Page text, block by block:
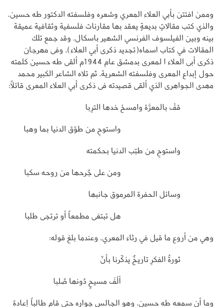
وممن افتتن بأبي العلاء المعري وشعره وفلسفته الدكتور طه حسين،
والذي كتب مقالاتٍ بديعةٍ يعقد بها مقارنات فلسفية وثقافية عميقة
بينه وبين الفيلسوف الفرنسي الشهير باسكال، وقد جمع تلك
المقالات في كتاب اسماه(تجديد ذكرى أبي العلاء)، وفى مهرجان
ذكرى أبى العلاء ا لمعرى بدمشق عام 1944م ألقى طه حسين كلمته
حول إبداع المعرى وفلسفته الشعرية، ثم تلاه الشاعر الكبير محمد
مهدى الجواهرى الذي ألقى قصيدته فى ذكرى أبي العلاء المعرى قائلاً:
قفْ بالمعرَّة وامسحْ خدها الترِبا
واستوحِ من طوّق الدنيا بما وهبا
واستوحِ من طبّب الدنيا بحكمته
ومن على جُرحها من روحه سكبا
وسائل الحفرة المرموق جانبها
هل تبتغى مطمعاً أو ترتجى طلبا
وهي من أروع ما قيل في رثاء المعري، وعندما بلغ قوله:
ثورةُ الفكرِ تاريخٌ يذكّرنا بأنّ
ألْفَ مسيحٍ دُونها صُلبا
وما أن سمعه طه حسين، وهو الجالس جواره حتى قام طالباً إعادة